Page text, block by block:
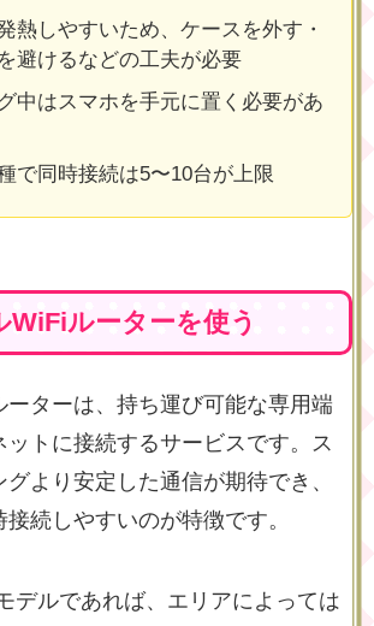
熱しやすいため、ケースを外す・
避けるなどの工夫が必要
中はスマホを手元に置く必要があ
で同時接続は5〜10台が上限
ルーターを使う
ーターは、持ち運び可能な専用端
ットに接続するサービスです。ス
より安定した通信が期待でき、
続しやすいのが特徴です。
デルであれば、エリアによっては